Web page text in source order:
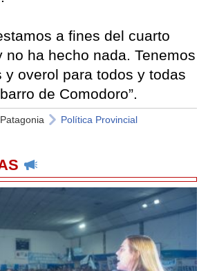
a fines del cuarto
no ha hecho nada. Tenemos
y overol para todos y todas
de Comodoro”.
Política Provincial